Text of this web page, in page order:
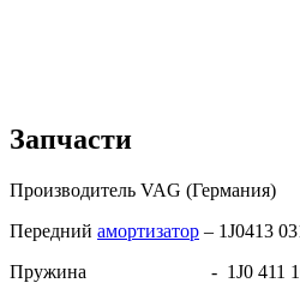
Запчасти
Производитель VAG (Германия)
Передний амортизатор – 1J0413
Пружина - 1J0 411